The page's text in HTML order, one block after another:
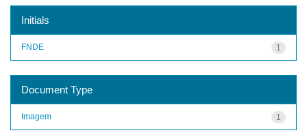
Initials
1
FNDE
Document Type
1
Imagem